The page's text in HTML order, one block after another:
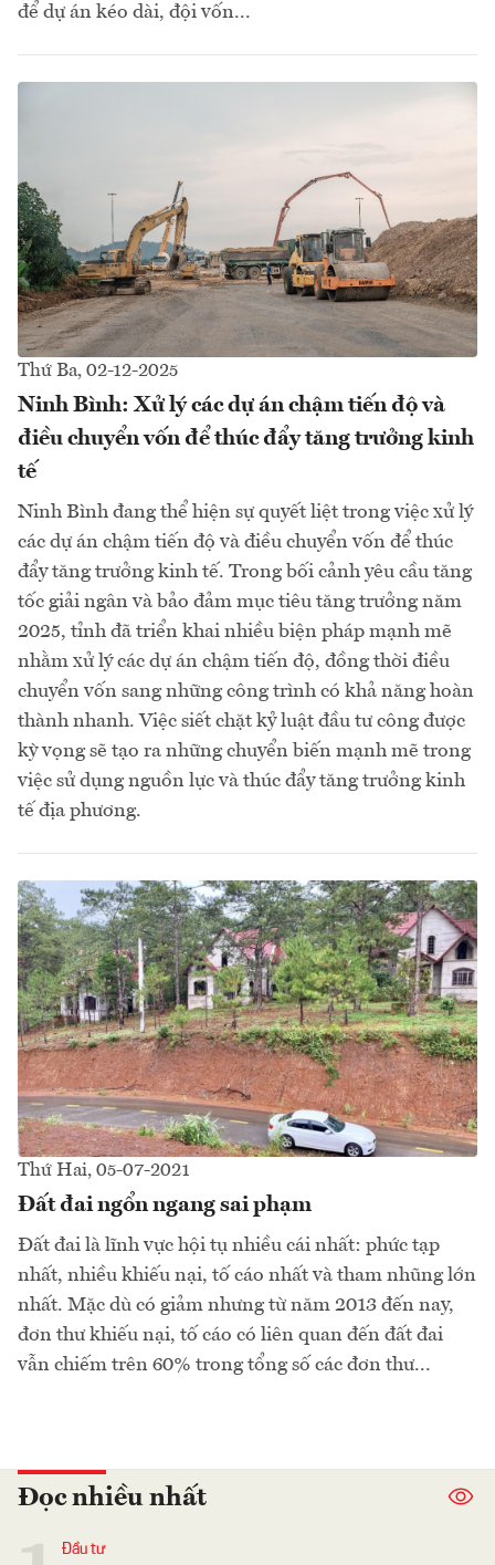
để dự án kéo dài, đội vốn...
Thứ Ba, 02-12-2025
Ninh Bình: Xử lý các dự án chậm tiến độ và
điều chuyển vốn để thúc đẩy tăng trưởng kinh
tế
Ninh Bình đang thể hiện sự quyết liệt trong việc xử lý
các dự án chậm tiến độ và điều chuyển vốn để thúc
đẩy tăng trưởng kinh tế. Trong bối cảnh yêu cầu tăng
tốc giải ngân và bảo đảm mục tiêu tăng trưởng năm
2025, tỉnh đã triển khai nhiều biện pháp mạnh mẽ
nhằm xử lý các dự án chậm tiến độ, đồng thời điều
chuyển vốn sang những công trình có khả năng hoàn
thành nhanh. Việc siết chặt kỷ luật đầu tư công được
kỳ vọng sẽ tạo ra những chuyển biến mạnh mẽ trong
việc sử dụng nguồn lực và thúc đẩy tăng trưởng kinh
tế địa phương.
Thứ Hai, 05-07-2021
Đất đai ngổn ngang sai phạm
Đất đai là lĩnh vực hội tụ nhiều cái nhất: phức tạp
nhất, nhiều khiếu nại, tố cáo nhất và tham nhũng lớn
nhất. Mặc dù có giảm nhưng từ năm 2013 đến nay,
đơn thư khiếu nại, tố cáo có liên quan đến đất đai
vẫn chiếm trên 60% trong tổng số các đơn thư...
Đọc nhiều nhất
Đầu tư